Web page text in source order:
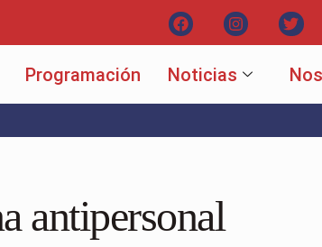
Programación Noticias
La
antipersonal